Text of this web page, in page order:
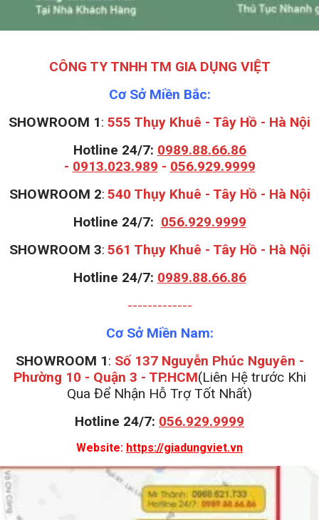
CÔNG TY TNHH TM GIA DỤNG VIỆT
Cơ Sở Miền Bắc:
SHOWROOM 1: 555 Thụy Khuê - Tây Hồ - Hà Nội
Hotline 24/7: 0989.88.66.86
- 0913.023.989 - 056.929.9999
SHOWROOM 2: 540 Thụy Khuê - Tây Hồ - Hà Nội
Hotline 24/7: 056.929.9999
SHOWROOM 3: 561 Thụy Khuê - Tây Hồ - Hà Nội
Hotline 24/7: 0989.88.66.86
-------------
Cơ Sở Miền Nam:
SHOWROOM 1: Số 137 Nguyễn Phúc Nguyên -
Phường 10 - Quận 3 - TP.HCM(Liên Hệ trước Khi
Qua Để Nhận Hỗ Trợ Tốt Nhất)
Hotline 24/7: 056.929.9999
Website: https://giadungviet.vn